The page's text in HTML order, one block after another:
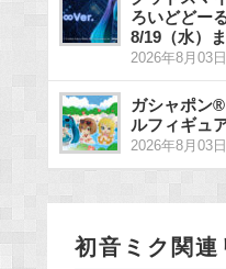
ろいどどー
8/19（水）
2026年8月03
ガシャポン
ルフィギュ
2026年8月03
初音ミク関連